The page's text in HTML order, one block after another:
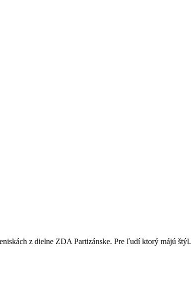
z dielne ZDA Partizánske. Pre ľudí ktorý májú štýl.